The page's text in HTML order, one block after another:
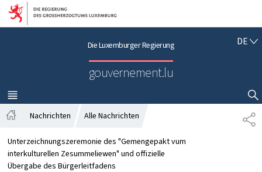
Zur Hauptnavigation
Zum Inhalt
Die Luxemburger Regierung
gouvernement.lu
DED
S
C
H
MENÜ
HAUPT-
SUCHFLED ANZEIGEN / SCHLIESSEN
T
E
t
a
r
Nachrichten Alle Nachrichten
Unterzeichnungszeremonie des "Gemengepakt vum
interkulturellen Zesummeliewen" und offizielle
Übergabe des Bürgerleitfadens